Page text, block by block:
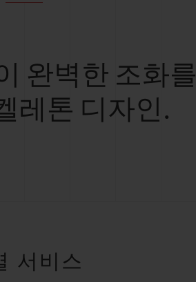
완벽한 조화를
레톤 디자인.
서비스